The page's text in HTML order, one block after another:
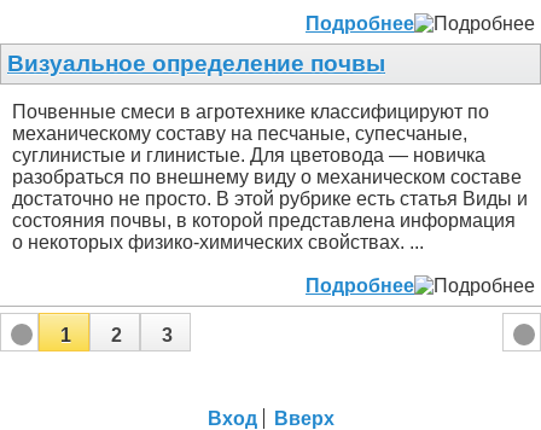
Подробнее
Визуальное определение почвы
Почвенные смеси в агротехнике классифицируют по
механическому составу на песчаные, супесчаные,
суглинистые и глинистые. Для цветовода — новичка
разобраться по внешнему виду о механическом составе
достаточно не просто. В этой рубрике есть статья Виды и
состояния почвы, в которой представлена информация
о некоторых физико-химических свойствах. ...
Подробнее
1 2 3
Вход Вверх